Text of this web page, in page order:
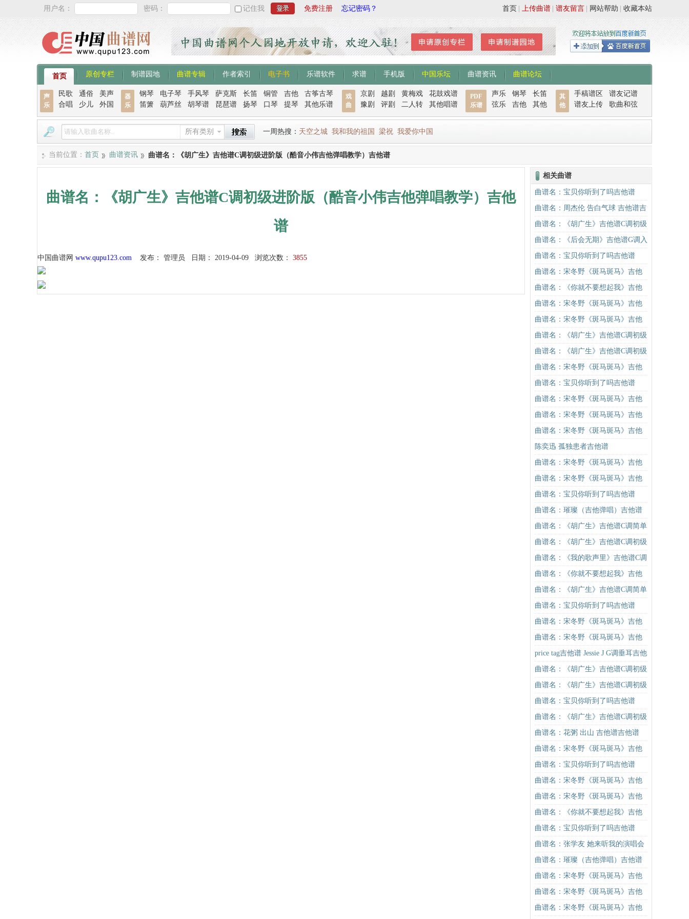
用户名： 密码： 记住我 免费注册 忘记密码？ 收藏本站
网站帮助
谱友留言
上传曲谱
首页
首页 原创专栏 制谱园地 曲谱专辑 作者索引 电子书 乐谱软件 求谱 手机版 中国乐坛 曲谱资讯 曲谱论坛
声
乐
民歌 通俗
美声
合唱
少儿 外国
器
乐
钢琴 电子琴 手风琴 萨克斯 长笛 铜管 吉他
古筝古琴
笛箫
葫芦丝 胡琴谱 琵琶谱 扬琴 口琴 提琴 其他乐谱
戏
曲
京剧 越剧 黄梅戏
花鼓戏谱
豫剧
评剧 二人转 其他唱谱
PDF
乐谱
声乐 钢琴
长笛
弦乐
吉他 其他
其
他
手稿谱区
谱友记谱
谱友上传
歌曲和弦
所有类别 一周热搜： 天空之城 我和我的祖国 梁祝 我爱你中国
当前位置： 首页 曲谱资讯 曲谱名：《胡广生》吉他谱C调初级进阶版（酷音小伟吉他弹唱教学）吉他谱
曲谱名：《胡广生》吉他谱C调初级进阶版（酷音小伟吉他弹唱教学）吉他
谱
中国曲谱网 www.qupu123.com 发布： 管理员 日期： 2019-04-09 浏览次数： 3855
相关曲谱
曲谱名：宝贝你听到了吗吉他谱
曲谱名：周杰伦 告白气球 吉他谱吉
他谱
曲谱名：《胡广生》吉他谱C调初级
进阶版（酷音小伟吉他弹唱教学）
吉他谱
曲谱名：《后会无期》吉他谱G调入
门版 邓紫棋G.E.M. 高音教编配吉他
谱
曲谱名：宝贝你听到了吗吉他谱
曲谱名：宋冬野《斑马斑马》吉他
谱G调初级进阶版（酷音小伟吉他教
学）吉他谱
曲谱名：《你就不要想起我》吉他
谱C调简单版吉他谱
曲谱名：宋冬野《斑马斑马》吉他
谱C调简单版（酷音小伟吉他教学）
吉他谱
曲谱名：宋冬野《斑马斑马》吉他
谱G调初级进阶版（酷音小伟吉他教
学）吉他谱
曲谱名：《胡广生》吉他谱C调初级
进阶版（酷音小伟吉他弹唱教学）
吉他谱
曲谱名：《胡广生》吉他谱C调初级
进阶版（酷音小伟吉他弹唱教学）
吉他谱
曲谱名：宋冬野《斑马斑马》吉他
谱G调初级进阶版（酷音小伟吉他教
学）吉他谱
曲谱名：宝贝你听到了吗吉他谱
曲谱名：宋冬野《斑马斑马》吉他
谱C调简单版（酷音小伟吉他教学）
吉他谱
曲谱名：宋冬野《斑马斑马》吉他
谱G调初级进阶版（酷音小伟吉他教
学）吉他谱
曲谱名：宋冬野《斑马斑马》吉他
谱C调简单版（酷音小伟吉他教学）
吉他谱
陈奕迅 孤独患者吉他谱
曲谱名：宋冬野《斑马斑马》吉他
谱G调初级进阶版（酷音小伟吉他教
学）吉他谱
曲谱名：宋冬野《斑马斑马》吉他
谱G调初级进阶版（酷音小伟吉他教
学）吉他谱
曲谱名：宝贝你听到了吗吉他谱
曲谱名：璀璨（吉他弹唱）吉他谱
曲谱名：《胡广生》吉他谱C调简单
版（酷音小伟吉他弹唱教学）吉他
谱
曲谱名：《胡广生》吉他谱C调初级
进阶版（酷音小伟吉他弹唱教学）
吉他谱
曲谱名：《我的歌声里》吉他谱C调
精华版 曲婉婷 高音教编配吉他谱
曲谱名：《你就不要想起我》吉他
谱C调简单版吉他谱
曲谱名：《胡广生》吉他谱C调简单
版（酷音小伟吉他弹唱教学）吉他
谱
曲谱名：宝贝你听到了吗吉他谱
曲谱名：宋冬野《斑马斑马》吉他
谱C调简单版（酷音小伟吉他教学）
吉他谱
曲谱名：宋冬野《斑马斑马》吉他
谱C调简单版（酷音小伟吉他教学）
吉他谱
price tag吉他谱 Jessie J G调垂耳吉他
版
曲谱名：《胡广生》吉他谱C调初级
进阶版（酷音小伟吉他弹唱教学）
吉他谱
曲谱名：《胡广生》吉他谱C调初级
进阶版（酷音小伟吉他弹唱教学）
吉他谱
曲谱名：宝贝你听到了吗吉他谱
曲谱名：《胡广生》吉他谱C调初级
进阶版（酷音小伟吉他弹唱教学）
吉他谱
曲谱名：花粥 出山 吉他谱吉他谱
曲谱名：宋冬野《斑马斑马》吉他
谱G调初级进阶版（酷音小伟吉他教
学）吉他谱
曲谱名：宝贝你听到了吗吉他谱
曲谱名：宋冬野《斑马斑马》吉他
谱C调简单版（酷音小伟吉他教学）
吉他谱
曲谱名：宋冬野《斑马斑马》吉他
谱G调初级进阶版（酷音小伟吉他教
学）吉他谱
曲谱名：《你就不要想起我》吉他
谱C调简单版吉他谱
曲谱名：宝贝你听到了吗吉他谱
曲谱名：张学友 她来听我的演唱会
吉他谱吉他谱
曲谱名：璀璨（吉他弹唱）吉他谱
曲谱名：宋冬野《斑马斑马》吉他
谱C调简单版（酷音小伟吉他教学）
吉他谱
曲谱名：宋冬野《斑马斑马》吉他
谱C调简单版（酷音小伟吉他教学）
曲谱名：宋冬野《斑马斑马》吉他